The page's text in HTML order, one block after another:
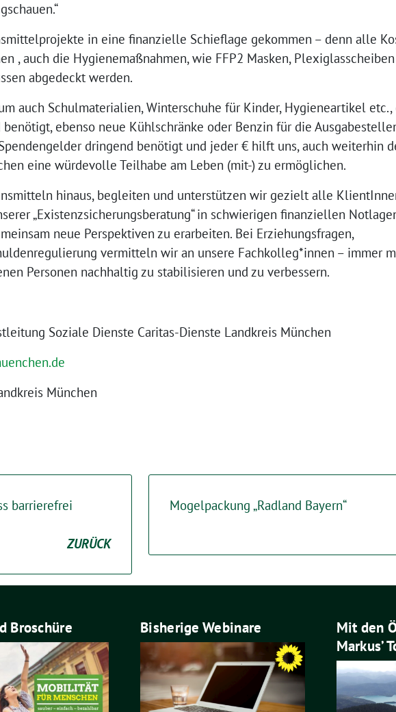
in eine finanzielle Schieflage gekommen – denn alle
, auch die Hygienemaßnahmen, wie FFP2 Masken,
abgedeckt werden.
auch Schulmaterialien, Winterschuhe für Kinder, Hygieneartikel
ebenso neue Kühlschränke oder Benzin für die
dringend benötigt und jeder € hilft uns, auch weiterhin
eine würdevolle Teilhabe am Leben (mit-) zu ermöglichen.
hinaus, begleiten und unterstützen wir gezielt alle
„Existenzsicherungsberatung“ in schwierigen finanziellen
neue Perspektiven zu erarbeiten. Bei Erziehungsfragen,
vermitteln wir an unsere Fachkolleg*innen – immer
Personen nachhaltig zu stabilisieren und zu verbessern.
Soziale Dienste Caritas-Dienste Landkreis München
München
barrierefrei
ZURÜCK
Mogelpackung „Radland Bayern“
Broschüre Bisherige Webinare
Mit den
Markus’